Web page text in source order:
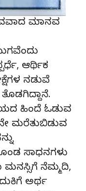
ಮಾನವ
ಆರ್ಥಿಕ
ನಡುವೆ
ಹಿಂದೆ ಓಡುವ
ಮರೆತುಬಿಡುವ
ಸಾಧನಗಳು
ಮನಸ್ಸಿಗೆ ನೆಮ್ಮದಿ,
ಅರ್ಥ